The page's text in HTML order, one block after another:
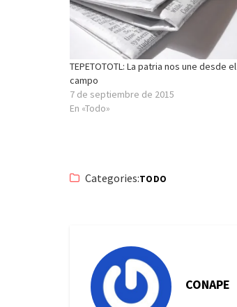
TEPETOTOTL: La patria nos une desde el
campo
7 de septiembre de 2015
En «Todo»
Categories:TODO
CONAPE